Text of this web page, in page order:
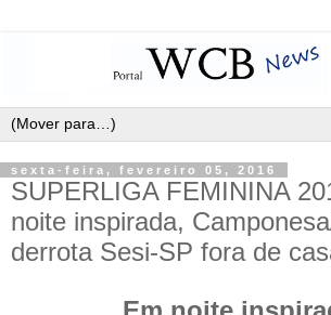
sexta-feira, fevereiro 05, 2016
SUPERLIGA FEMININA
noite inspirada,
derrota Sesi-SP fora de